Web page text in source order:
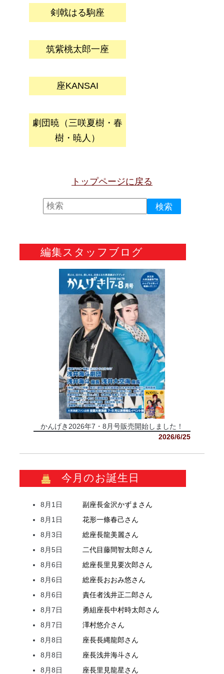
剣戟はる駒座
筑紫桃太郎一座
座KANSAI
劇団暁（三咲夏樹・春
樹・暁人）
トップページに戻る
編集スタッフブログ
かんげき2026年7・8月号販売開始しました！
2026/6/25
今月のお誕生日
8月1日 副座長金沢かずま さん
8月1日
花形一條春己さん
8月3日
総座長龍美麗さん
8月5日
二代目藤間智太郎さん
8月6日
総座長里見要次郎さん
8月6日
総座長おおみ悠さん
8月6日
責任者浅井正二郎さん
8月7日
勇組座長中村時太郎さん
8月7日
澤村悠介さん
8月8日
座長長縄龍郎さん
8月8日
座長浅井海斗さん
8月8日
座長里見龍星さん